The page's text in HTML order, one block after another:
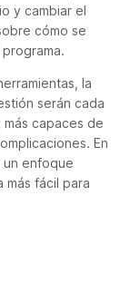
y cambiar el
cómo se
la
serán cada
capaces de
En
un enfoque
más fácil para